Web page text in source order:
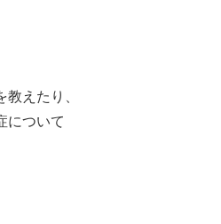
えたり、
について